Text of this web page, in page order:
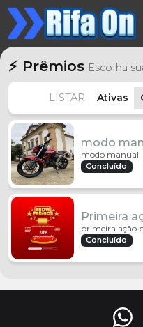
⚡ Prêmios Escolha
LISTAR Ativas
modo
modo manual
Concluído
Primeira
primeira ação
Concluído